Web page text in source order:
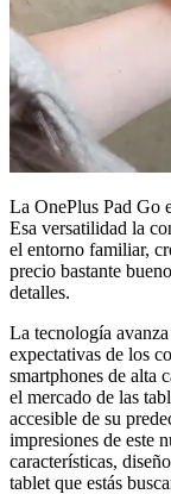
La OnePlus Pad Go
Esa versatilidad la
el entorno familiar,
precio bastante
detalles.
La tecnología
expectativas de los
smartphones de alta
el mercado de las
accesible de su
impresiones de este
características,
tablet que estás